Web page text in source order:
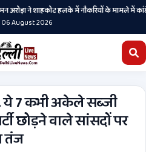
ने शाहकोट हलके में नौकरियों के मामले में कांग्रेसी
August 2026
ये 7 कभी अकेले सब्जी
छोड़ने वाले सांसदों पर
तंज